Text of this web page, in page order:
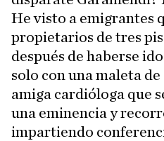
He visto a emigrantes
propietarios de tres
después de haberse
solo con una maleta
amiga cardióloga que
una eminencia y
impartiendo